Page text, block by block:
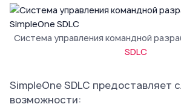
Система управления командной
SDLC
SimpleOne SDLC предоставляет
возможности: